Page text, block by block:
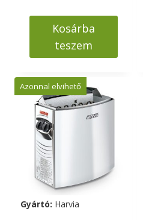
Kosárba
teszem
Azonnal elvihető
Gyártó: Harvia